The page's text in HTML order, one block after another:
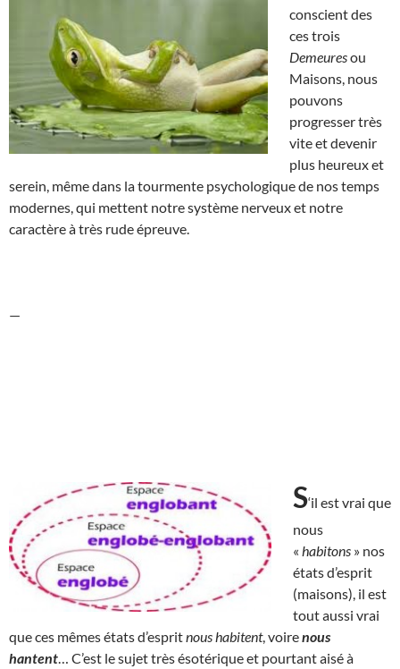
conscient des
ces trois
Demeuresou
Maisons, nous
pouvons
progresser très
vite et devenir
plus heureux et
serein, même dans la tourmente psychologique de nos temps
modernes, qui mettent notre système nerveux et notre
caractère à très rude épreuve.
—
S‘il est vrai que
nous
« habitons » nos
états d’esprit
(maisons), il est
tout aussi vrai
que ces mêmes états d’espritnous habitent, voirenous
hantent … C’est le sujet très ésotérique et pourtant aisé à